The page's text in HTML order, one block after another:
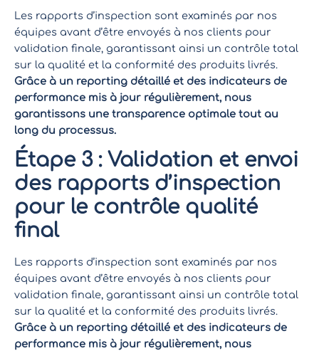
Les rapports d’inspection sont examinés par nos
équipes avant d’être envoyés à nos clients pour
validation finale, garantissant ainsi un contrôle total
sur la qualité et la conformité des produits livrés.
Grâce à un reporting détaillé et des indicateurs de
performance mis à jour régulièrement, nous
garantissons une transparence optimale tout au
long du processus.
Étape 3 : Validation et envoi
des rapports d’inspection
pour le contrôle qualité
final
Les rapports d’inspection sont examinés par nos
équipes avant d’être envoyés à nos clients pour
validation finale, garantissant ainsi un contrôle total
sur la qualité et la conformité des produits livrés.
Grâce à un reporting détaillé et des indicateurs de
performance mis à jour régulièrement, nous